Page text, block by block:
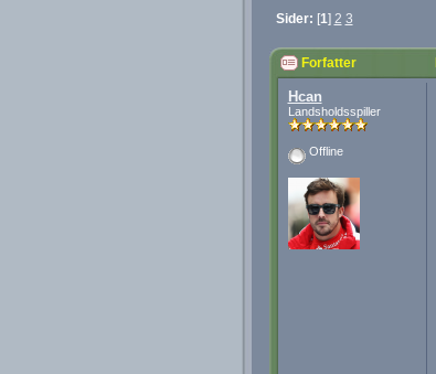
Sider: [1] 2 3
Forfatter
Hcan
Landsholdsspiller
Offline